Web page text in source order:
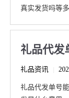
真实发货吗等
礼品代发
礼品资讯
礼品代发单号